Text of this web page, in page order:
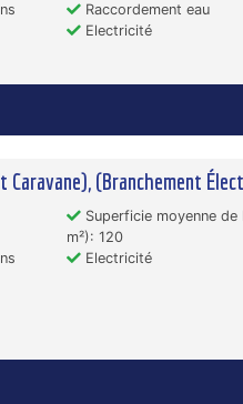
Raccordement eau
Electricité
Caravane), (Branchement
Superficie moyenne
m²): 120
Electricité